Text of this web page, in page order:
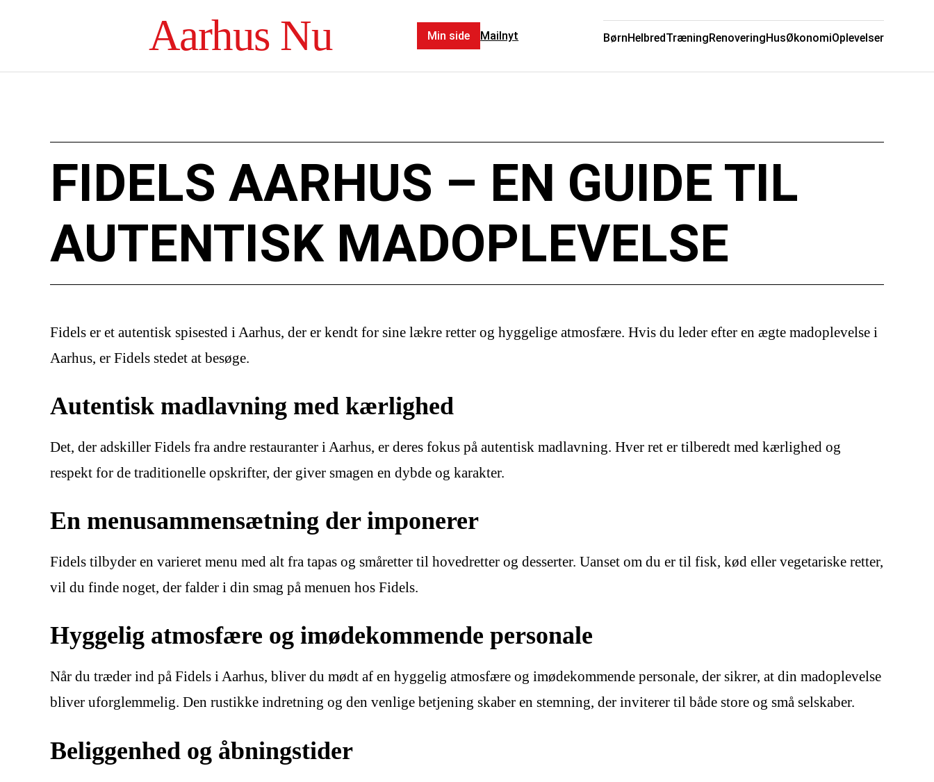
Aarhus Nu BørnHelbredTræningRenoveringHusØkonomiOplevelser
Min side Mailnyt
FIDELS AARHUS – EN GUIDE TIL
AUTENTISK MADOPLEVELSE
Fidels er et autentisk spisested i Aarhus, der er kendt for sine lækre retter og hyggelige atmosfære. Hvis du leder efter en ægte madoplevelse i
Aarhus, er Fidels stedet at besøge.
Autentisk madlavning med kærlighed
Det, der adskiller Fidels fra andre restauranter i Aarhus, er deres fokus på autentisk madlavning. Hver ret er tilberedt med kærlighed og
respekt for de traditionelle opskrifter, der giver smagen en dybde og karakter.
En menusammensætning der imponerer
Fidels tilbyder en varieret menu med alt fra tapas og småretter til hovedretter og desserter. Uanset om du er til fisk, kød eller vegetariske retter,
vil du finde noget, der falder i din smag på menuen hos Fidels.
Hyggelig atmosfære og imødekommende personale
Når du træder ind på Fidels i Aarhus, bliver du mødt af en hyggelig atmosfære og imødekommende personale, der sikrer, at din madoplevelse
bliver uforglemmelig. Den rustikke indretning og den venlige betjening skaber en stemning, der inviterer til både store og små selskaber.
Beliggenhed og åbningstider